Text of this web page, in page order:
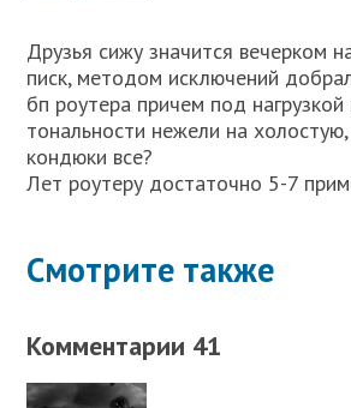
Друзья сижу значится вечерком
писк, методом исключений
бп роутера причем под
тональности нежели на
кондюки все?
Лет роутеру достаточно 5-7
Смотрите также
Комментарии 41